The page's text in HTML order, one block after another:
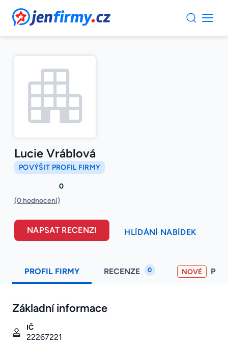
JenFirmy.cz
Lucie Vráblová
POVÝŠIT PROFIL FIRMY
0
(0 hodnocení)
NAPSAT RECENZI HLÍDÁNÍ NABÍDEK
PROFIL FIRMY RECENZE 0 NOVÉ
Základní informace
IČ
22267221